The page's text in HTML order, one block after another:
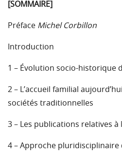
[SOMMAIRE]
Préface Michel Corbillon
Introduction
1 – Évolution socio-historique
2 – L’accueil familial
sociétés traditionnelles
3 – Les publications relatives à
4 – Approche pluridisciplinaire